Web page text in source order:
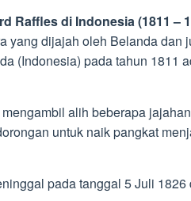
Raffles di Indonesia (1811 –
yang dijajah oleh Belanda dan
(Indonesia) pada tahun 1811
alih beberapa
untuk naik pangkat
pada tanggal 5 Juli 1826